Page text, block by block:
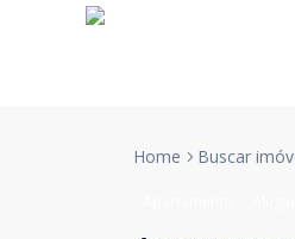
Home Buscar